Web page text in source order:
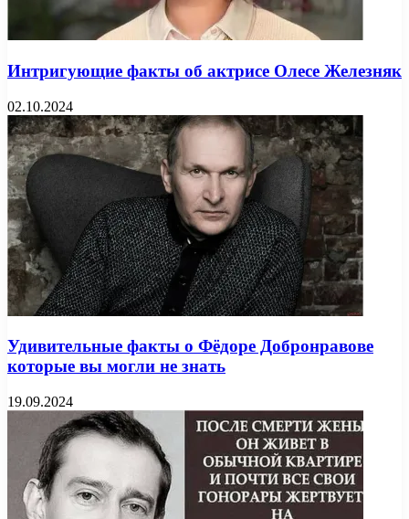
Интригующие факты об актрисе Олесе Железняк
02.10.2024
Удивительные факты о Фёдоре Добронравове
которые вы могли не знать
19.09.2024